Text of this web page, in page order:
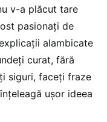
v-a plăcut tare
pasionați de
alambicate
curat, fără
siguri, faceți fraze
ușor ideea